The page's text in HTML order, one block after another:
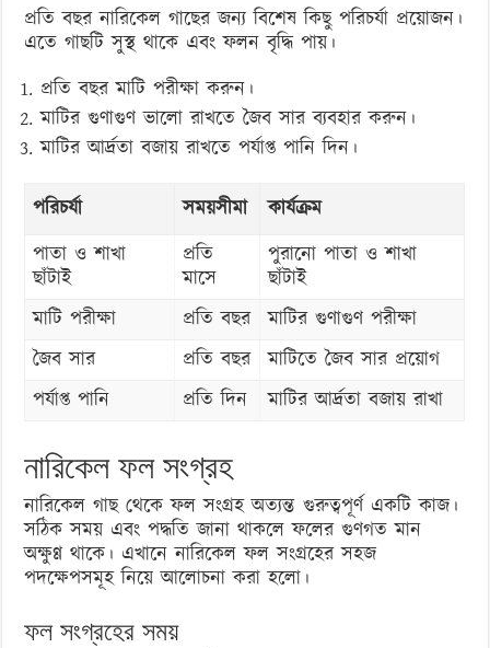
প্রতি বছর নারিকেল গাছের জন্য বিশেষ কিছু পরিচর্যা প্রয়োজন।
এতে গাছটি সুস্থ থাকে এবং ফলন বৃদ্ধি পায়।
প্রতি বছর মাটি পরীক্ষা করুন।
মাটির গুণাগুণ ভালো রাখতে জৈব সার ব্যবহার করুন।
মাটির আর্দ্রতা বজায় রাখতে পর্যাপ্ত পানি দিন।
পরিচর্যা সময়সীমা
কার্যক্রম
পাতা ও শাখা
ছাঁটাই
প্রতি
মাসে
পুরানো পাতা ও শাখা
ছাঁটাই
মাটি পরীক্ষা
প্রতি বছর
মাটির গুণাগুণ পরীক্ষা
জৈব সার
প্রতি বছর
মাটিতে জৈব সার প্রয়োগ
পর্যাপ্ত পানি
প্রতি দিন মাটির আর্দ্রতা বজায় রাখা
নারিকেল ফল সংগ্রহ
নারিকেল গাছ থেকে ফল সংগ্রহ অত্যন্ত গুরুত্বপূর্ণ একটি কাজ।
সঠিক সময় এবং পদ্ধতি জানা থাকলে ফলের গুণগত মান
অক্ষুণ্ণ থাকে। এখানে নারিকেল ফল সংগ্রহের সহজ
পদক্ষেপসমূহ নিয়ে আলোচনা করা হলো।
ফল সংগ্রহের সময়